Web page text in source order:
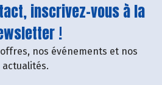
inscrivez-vous à la
!
nos événements et nos
actualités.